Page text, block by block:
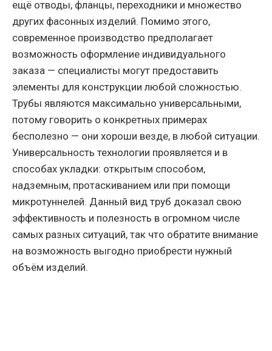
ещё отводы, фланцы, переходники и множество
других фасонных изделий. Помимо этого,
современное производство предполагает
возможность оформление индивидуального
заказа — специалисты могут предоставить
элементы для конструкции любой сложностью.
Трубы являются максимально универсальными,
потому говорить о конкретных примерах
бесполезно — они хороши везде, в любой ситуации.
Универсальность технологии проявляется и в
способах укладки: открытым способом,
надземным, протаскиванием или при помощи
микротуннелей. Данный вид труб доказал свою
эффективность и полезность в огромном числе
самых разных ситуаций, так что обратите внимание
на возможность выгодно приобрести нужный
объём изделий.